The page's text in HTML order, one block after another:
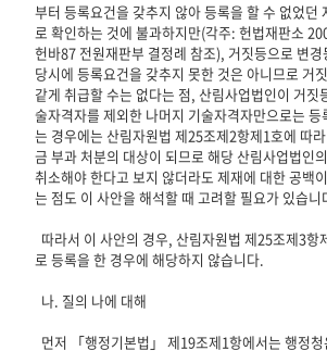
부터 등록요건을 갖추지 않아 등록을 할 수 없었던
로 확인하는 것에 불과하지만(각주: 헌법재판소
헌바87 전원재판부 결정례 참조), 거짓등으로 변
당시에 등록요건을 갖추지 못한 것은 아니므로 거
같게 취급할 수는 없다는 점, 산림사업법인이 거짓
술자격자를 제외한 나머지 기술자격자만으로는
는 경우에는 산림자원법 제25조제2항제1호에 따
금 부과 처분의 대상이 되므로 해당 산림사업법인
취소해야 한다고 보지 않더라도 제재에 대한 공백
는 점도 이 사안을 해석할 때 고려할 필요가 있습니
로 등록을 한 경우에 해당하지 않습니다.